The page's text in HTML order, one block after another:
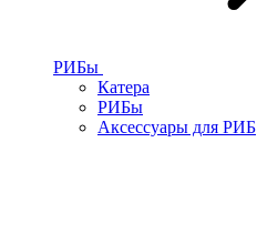
РИБы
Катера
РИБы
Аксессуары для РИБ